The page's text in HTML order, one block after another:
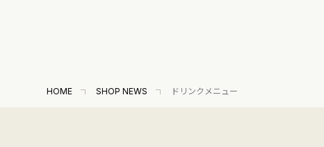
HOME SHOP NEWS ドリンクメニュー